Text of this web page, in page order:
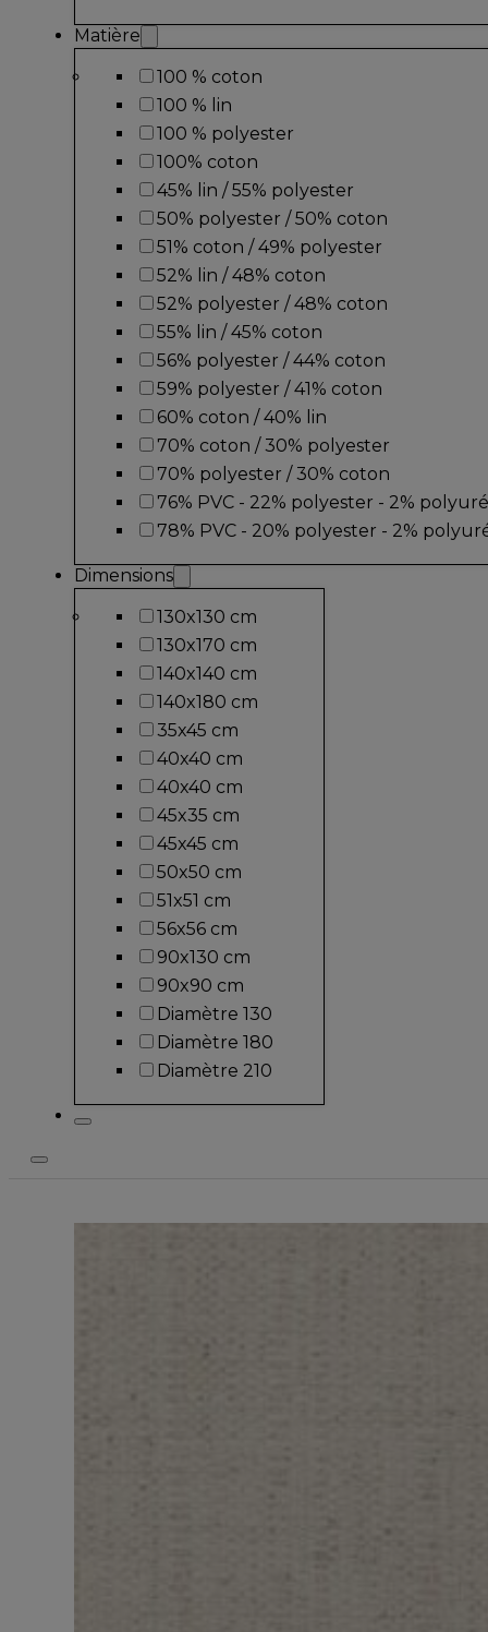
Matière
100 % coton
100 % lin
100 % polyester
100% coton
45% lin / 55% polyester
50% polyester / 50% coton
51% coton / 49% polyester
52% lin / 48% coton
52% polyester / 48% coton
55% lin / 45% coton
56% polyester / 44% coton
59% polyester / 41% coton
60% coton / 40% lin
70% coton / 30% polyester
70% polyester / 30% coton
76% PVC - 22% polyester - 2%
78% PVC - 20% polyester - 2%
Dimensions
130x130 cm
130x170 cm
140x140 cm
140x180 cm
35x45 cm
40x40 cm
40x40 cm
45x35 cm
45x45 cm
50x50 cm
51x51 cm
56x56 cm
90x130 cm
90x90 cm
Diamètre 130
Diamètre 180
Diamètre 210